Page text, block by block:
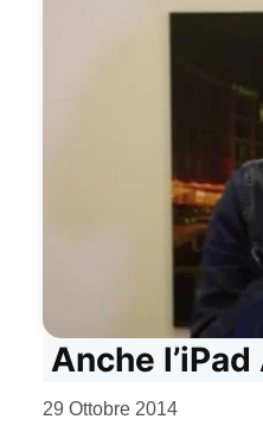
Anche
da
29 Ottobre 2014